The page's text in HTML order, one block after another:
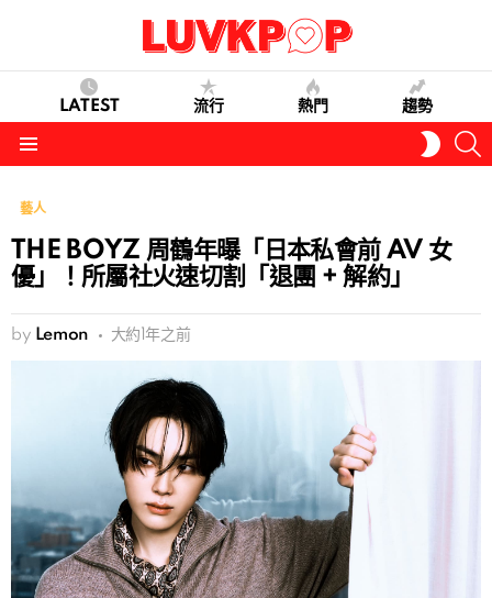
LATEST 流行 熱門 趨勢
SKIN
藝人
THE BOYZ 周鶴年曝「日本私會前 AV 女
優」！所屬社火速切割「退團 + 解約」
by Lemon 大約1年之前